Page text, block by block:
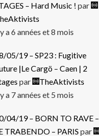
– Hard Music ! par
a 6 années et 8 mois
05/19 – SP23 : Fugitive
|Le Cargö – Caen | 2
par
TheAktivists
a 7 années et 5 mois
04/19 – BORN TO RAVE –
TRABENDO – PARIS par